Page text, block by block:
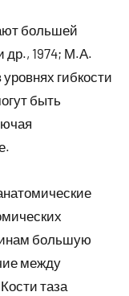
большей
др., 1974; М.А.
гибкости
быть
большую
между
таза